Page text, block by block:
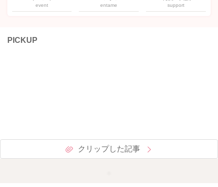
event entame support
PICKUP
クリップした記事